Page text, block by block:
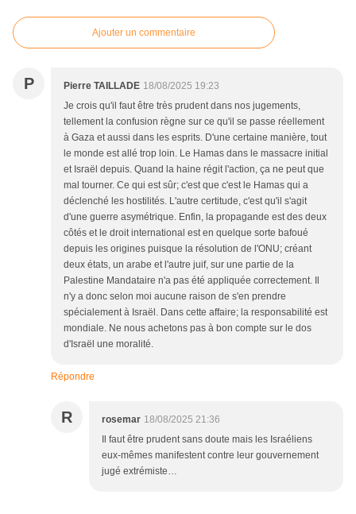
Ajouter un commentaire
P Pierre TAILLADE 18/08/2025 19:23
Je crois qu'il faut être très prudent dans nos jugements,
tellement la confusion règne sur ce qu'il se passe réellement
à Gaza et aussi dans les esprits. D'une certaine manière, tout
le monde est allé trop loin. Le Hamas dans le massacre initial
et Israël depuis. Quand la haine régit l'action, ça ne peut que
mal tourner. Ce qui est sûr; c'est que c'est le Hamas qui a
déclenché les hostilités. L'autre certitude, c'est qu'il s'agit
d'une guerre asymétrique. Enfin, la propagande est des deux
côtés et le droit international est en quelque sorte bafoué
depuis les origines puisque la résolution de l'ONU; créant
deux états, un arabe et l'autre juif, sur une partie de la
Palestine Mandataire n'a pas été appliquée correctement. Il
n'y a donc selon moi aucune raison de s'en prendre
spécialement à Israël. Dans cette affaire; la responsabilité est
mondiale. Ne nous achetons pas à bon compte sur le dos
d'Israël une moralité.
Répondre
R rosemar 18/08/2025 21:36
Il faut être prudent sans doute mais les Israéliens
eux-mêmes manifestent contre leur gouvernement
jugé extrémiste…